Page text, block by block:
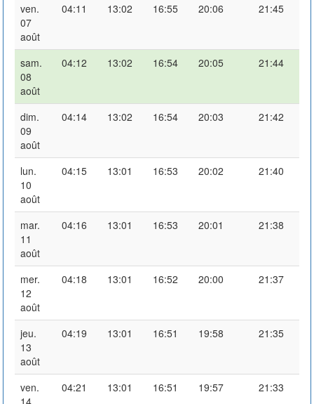
ven.
07
août
04:11 13:02 16:55 20:06 21:45
sam.
08
août
04:12 13:02 16:54 20:05 21:44
dim.
09
août
04:14 13:02 16:54 20:03 21:42
lun.
10
août
04:15 13:01 16:53 20:02 21:40
mar.
11
août
04:16 13:01 16:53 20:01 21:38
mer.
12
août
04:18 13:01 16:52 20:00 21:37
jeu.
13
août
04:19 13:01 16:51 19:58 21:35
ven.
14
04:21 13:01 16:51 19:57 21:33